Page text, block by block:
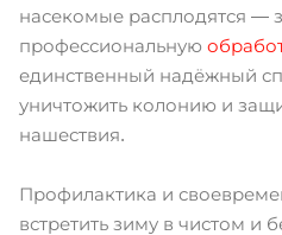
насекомые расплодятся —
профессиональную
единственный надёжный
уничтожить колонию и
нашествия.
Профилактика и
встретить зиму в чистом и